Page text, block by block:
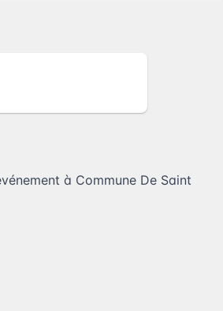
à Commune De Saint